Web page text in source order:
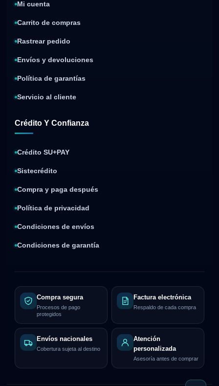
Mi cuenta
Carrito de compras
Rastrear pedido
Envíos y devoluciones
Política de garantías
Servicio al cliente
Crédito Y Confianza
Crédito SU+PAY
Sistecrédito
Compra y paga después
Política de privacidad
Condiciones de envíos
Condiciones de garantía
Compra segura
Procesos de pago
protegidos
Factura electrónica
Respaldo de cada compra
Envíos nacionales
Cobertura sujeta al destino
Atención
personalizada
Asesoría antes de comprar